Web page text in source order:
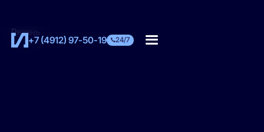
+7 (4912) 97-50-19 24/7
Рязань